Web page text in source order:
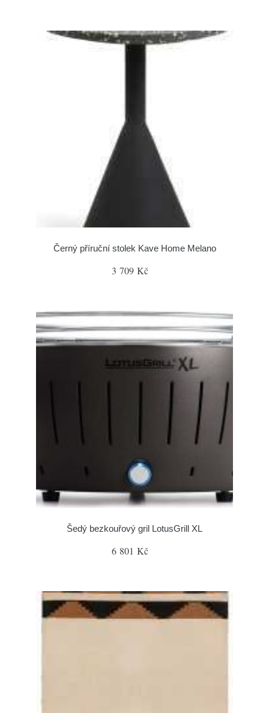
Černý příruční stolek Kave Home Melano
3 709 Kč
Šedý bezkouřový gril LotusGrill XL
6 801 Kč